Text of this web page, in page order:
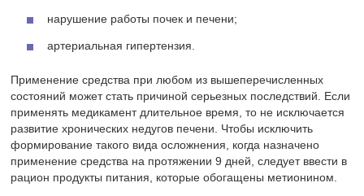
нарушение работы почек и печени;
артериальная гипертензия.
Применение средства при любом из вышеперечисленных
состояний может стать причиной серьезных последствий. Если
применять медикамент длительное время, то не исключается
развитие хронических недугов печени. Чтобы исключить
формирование такого вида осложнения, когда назначено
применение средства на протяжении 9 дней, следует ввести в
рацион продукты питания, которые обогащены метионином.